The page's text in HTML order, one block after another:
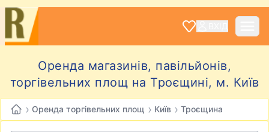
Оренда магазинів, павільйонів,
торгівельних площ на Троєщині, м. Київ
› Оренда торгівельних площ › Київ › Троєщина